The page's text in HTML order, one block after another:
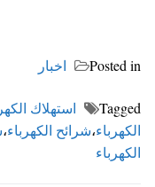
Posted in اخبار
Tagged استهلاك
الكهرباء،شرائح الكهرباء،
الكهرباء